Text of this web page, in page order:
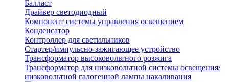
Балласт
Драйвер светодиодный
Компонент системы управления освещением
Конденсатор
Контроллер для светильников
Стартер/импульсно-зажигающее устройство
Трансформатор высоковольтного розжига
Трансформатор для низковольтной системы освещения/
низковольтной галогенной лампы накаливания